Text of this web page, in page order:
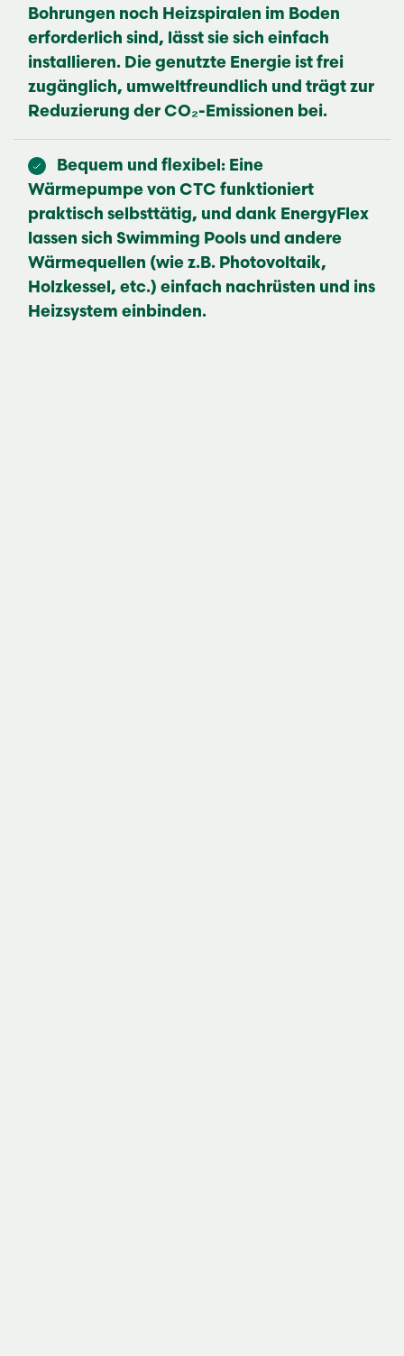
Bohrungen noch Heizspiralen im Boden
erforderlich sind, lässt sie sich einfach
installieren. Die genutzte Energie ist frei
zugänglich, umweltfreundlich und trägt zur
Reduzierung der CO₂-Emissionen bei.
Bequem und flexibel: Eine
Wärmepumpe von CTC funktioniert
praktisch selbsttätig, und dank EnergyFlex
lassen sich Swimming Pools und andere
Wärmequellen (wie z.B. Photovoltaik,
Holzkessel, etc.) einfach nachrüsten und ins
Heizsystem einbinden.